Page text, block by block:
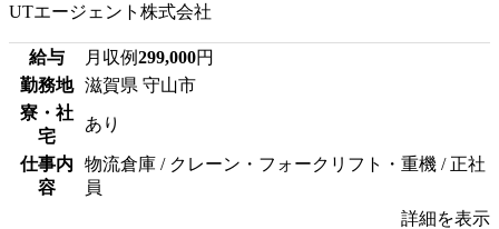
UTエージェント株式会社
給与 月収例299,000円
勤務地
滋賀県 守山市
寮・社
宅
あり
仕事内
容
物流倉庫 / クレーン・フォークリフト・重機 / 正社
員
詳細を表示